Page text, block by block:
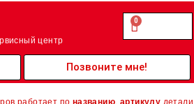
центр
0.00
0
Cart
Позвоните мне!
работает по названию артикулу детали